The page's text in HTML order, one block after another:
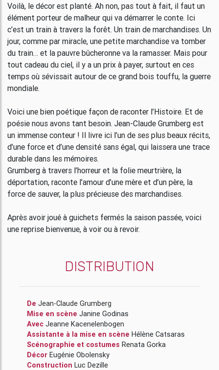
Voilà, le décor est planté. Ah non, pas tout à fait, il faut un
élément porteur de malheur qui va démarrer le conte. Ici
c’est un train à travers la forêt. Un train de marchandises. Un
jour, comme par miracle, une petite marchandise va tomber
du train… et la pauvre bûcheronne va la ramasser. Mais pour
tout cadeau du ciel, il y a un prix à payer, surtout en ces
temps où sévissait autour de ce grand bois touffu, la guerre
mondiale.
Voici une bien poétique façon de raconter l’Histoire. Et de
poésie nous avons tant besoin. Jean-Claude Grumberg est
un immense conteur ! Il livre ici l’un de ses plus beaux récits,
d’une force et d’une densité sans égal, qui laissera une trace
durable dans les mémoires.
Grumberg à travers l’horreur et la folie meurtrière, la
déportation, raconte l’amour d’une mère et d’un père, la
force de sauver, la plus précieuse des marchandises.
Après avoir joué à guichets fermés la saison passée, voici
une reprise bienvenue, à voir ou à revoir.
DISTRIBUTION
De
Jean-Claude Grumberg
Mise en scène
Janine Godinas
Avec
Jeanne Kacenelenbogen
Assistante à la mise en scène Hélène Catsaras
Scénographie et costumes Renata Gorka
Décor Eugénie Obolensky
Construction Luc Dezille